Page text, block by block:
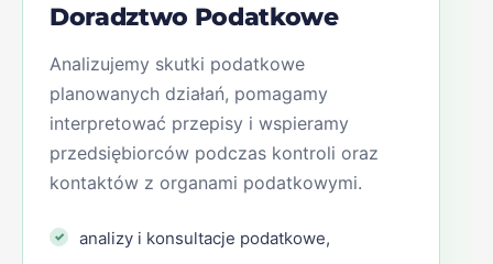
Doradztwo Podatkowe
Analizujemy skutki podatkowe
planowanych działań, pomagamy
interpretować przepisy i wspieramy
przedsiębiorców podczas kontroli oraz
kontaktów z organami podatkowymi.
analizy i konsultacje podatkowe,